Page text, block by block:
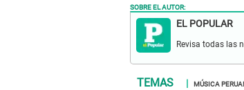
SOBRE EL AUTOR:
EL POPULAR
Revisa todas las
MÚSICA